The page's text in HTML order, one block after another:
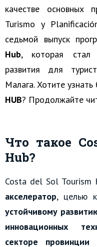
качестве основных
Turismo y
седьмой выпуск
Hub, которая стал
развития для
Малага. Хотите
HUB? Продолжайте
Что такое
Hub?
Costa del Sol Tourism
акселератор, целью
устойчивому
инновационных
секторе провинции